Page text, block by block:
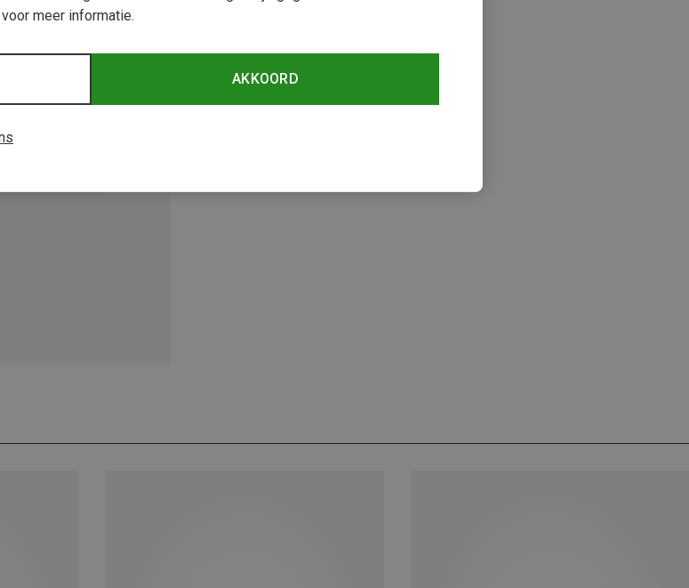
voor meer informatie.
AKKOORD